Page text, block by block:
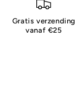
Gratis verzending
vanaf €25